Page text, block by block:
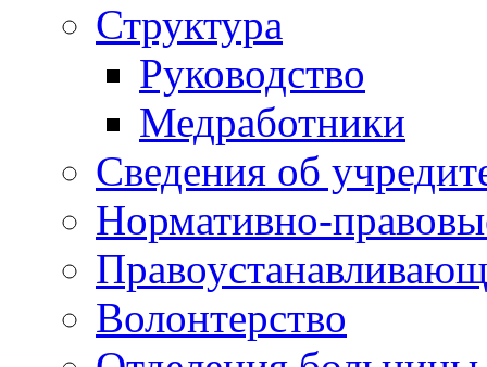
Структура
Руководство
Медработники
Сведения об
Нормативно-
Волонтерство